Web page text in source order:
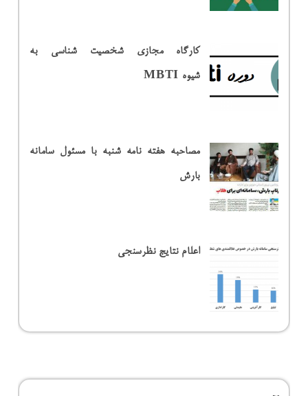
کارگاه مجازی شخصیت شناسی به
شیوه MBTI
مصاحبه هفته نامه شنبه با مسئول سامانه
بارش
اعلام نتایج نظرسنجی